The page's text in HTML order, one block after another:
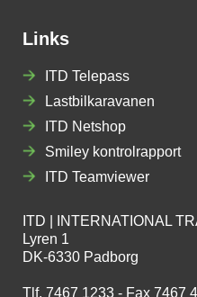
Links
ITD Telepass
Lastbilkaravanen
ITD Netshop
Smiley kontrolrapport
ITD Teamviewer
ITD | INTERNATIONAL
Lyren 1
DK-6330 Padborg
Tlf. 7467 1233 - Fax 7467